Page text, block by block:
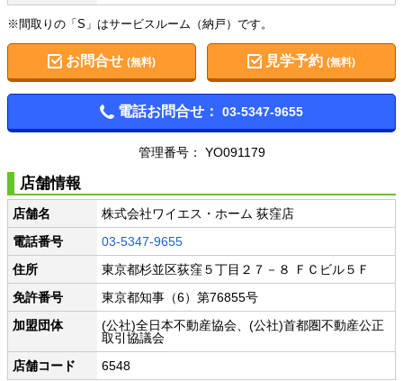
※間取りの「S」はサービスルーム（納戸）です。
お問合せ (無料) 見学予約(無料)
電話お問合せ： 03-5347-9655
管理番号： YO091179
店舗情報
店舗名
株式会社ワイエス・ホーム 荻窪店
電話番号
03-5347-9655
住所
東京都杉並区荻窪５丁目２７－８ ＦＣビル５Ｆ
免許番号
東京都知事（6）第76855号
加盟団体
(公社)全日本不動産協会、(公社)首都圏不動産公正
取引協議会
店舗コード
6548